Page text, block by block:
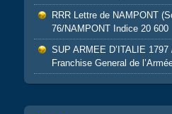
RRR Lettre de NAMPONT
76/NAMPONT Indice 20 600
SUP ARMEE D’ITALIE
Franchise General de